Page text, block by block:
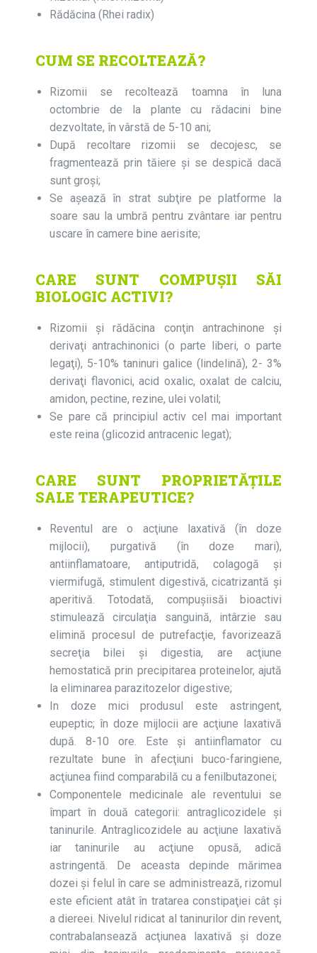
Rădăcina (Rhei radix)
CUM SE RECOLTEAZĂ?
Rizomii se recoltează toamna în luna
octombrie de la plante cu rădacini bine
dezvoltate, în vârstă de 5-10 ani;
După recoltare rizomii se decojesc, se
fragmentează prin tăiere şi se despică dacă
sunt groşi;
Se aşează în strat subţire pe platforme la
soare sau la umbră pentru zvântare iar pentru
uscare în camere bine aerisite;
CARE SUNT COMPUȘII SĂI
BIOLOGIC ACTIVI?
Rizomii şi rădăcina conţin antrachinone și
derivaţi antrachinonici (o parte liberi, o parte
legaţi), 5-10% taninuri galice (lindelină), 2- 3%
derivaţi flavonici, acid oxalic, oxalat de calciu,
amidon, pectine, rezine, ulei volatil;
Se pare că principiul activ cel mai important
este reina (glicozid antracenic legat);
CARE SUNT PROPRIETĂȚILE
SALE TERAPEUTICE?
Reventul are o acţiune laxativă (în doze
mijlocii), purgativă (în doze mari),
antiinflamatoare, antiputridă, colagogă şi
viermifugă, stimulent digestivă, cicatrizantă și
aperitivă. Totodată, compușiisăi bioactivi
stimulează circulaţia sanguină, intârzie sau
elimină procesul de putrefacţie, favorizează
secreţia bilei şi digestia, are acţiune
hemostatică prin precipitarea proteinelor, ajută
la eliminarea parazitozelor digestive;
In doze mici produsul este astringent,
eupeptic; în doze mijlocii are acţiune laxativă
după. 8-10 ore. Este şi antiinflamator cu
rezultate bune în afecţiuni buco-faringiene,
acţiunea fiind comparabilă cu a fenilbutazonei;
Componentele medicinale ale reventului se
împart în două categorii: antraglicozidele şi
taninurile. Antraglicozidele au acţiune laxativă
iar taninurile au acţiune opusă, adică
astringentă. De aceasta depinde mărimea
dozei şi felul în care se administrează, rizomul
este eficient atât în tratarea constipaţiei cât şi
a diereei. Nivelul ridicat al taninurilor din revent,
contrabalansează acţiunea laxativă şi doze